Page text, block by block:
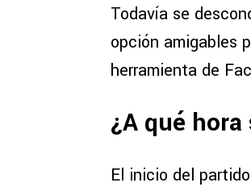
Todavía se
opción amigables
herramienta de
¿A qué
El inicio del